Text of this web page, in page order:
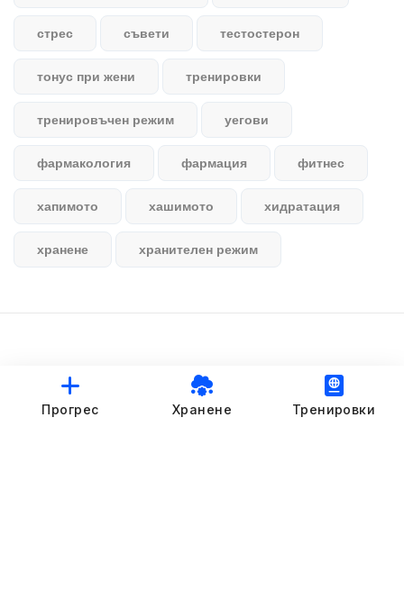
стрес съвети тестостерон
тонус при жени тренировки
тренировъчен режим уегови
фармакология фармация фитнес
хапимото хашимото хидратация
хранене хранителен режим
© StankovFit Progress App | 2025
Прогрес Хранене Тренировки